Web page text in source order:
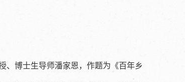
博士生导师潘家恩，作题为《百年乡